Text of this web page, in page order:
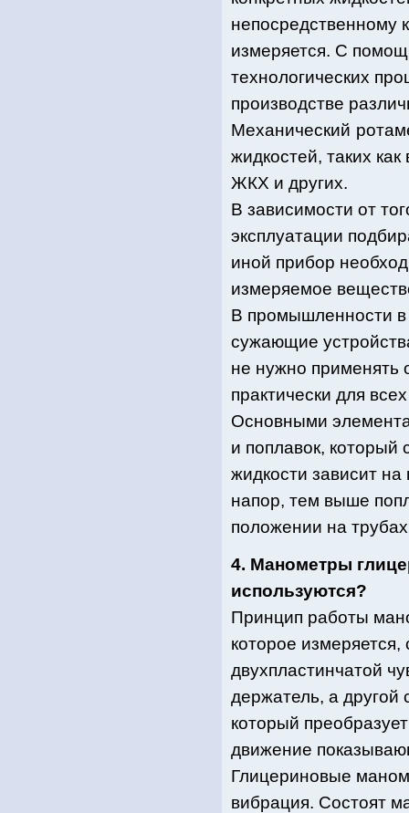
непосредственному
измеряется. С
технологических
производстве
Механический
жидкостей, таких
ЖКХ и других.
В зависимости от
эксплуатации
иной прибор
измеряемое
В промышленности в
сужающие
не нужно применять
практически для
Основными
и поплавок, который
жидкости зависит
напор, тем выше
положении на
4. Манометры
используются?
Принцип работы
которое
двухпластинчатой
держатель, а другой
который
движение
Глицериновые
вибрация. Состоят